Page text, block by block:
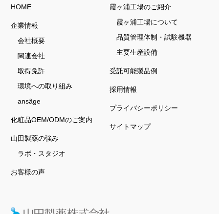
HOME
企業情報
会社概要
関連会社
取得免許
環境への取り組み
ansâge
化粧品OEM/ODMのご案内
山田製薬の強み
ラボ・スタジオ
お客様の声
霞ヶ浦工場のご紹介
霞ヶ浦工場について
品質管理体制・試験機器
主要生産設備
受託可能製品例
採用情報
プライバシーポリシー
サイトマップ